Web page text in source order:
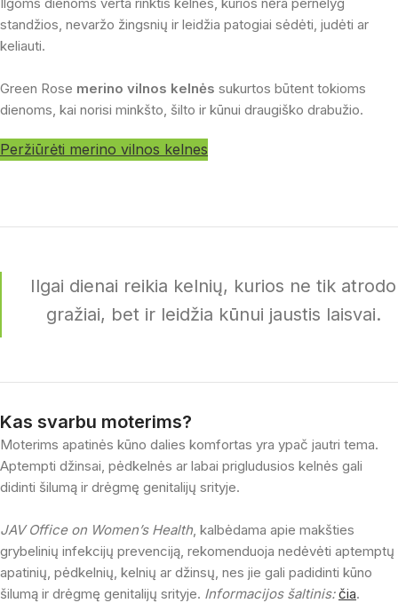
standžios, nevaržo žingsnių ir leidžia patogiai sėdėti, judėti ar
keliauti.
Green Rose merino vilnos kelnės sukurtos būtent tokioms
dienoms, kai norisi minkšto, šilto ir kūnui draugiško drabužio.
Peržiūrėti merino vilnos kelnes
Ilgai dienai reikia kelnių, kurios ne tik atrodo
gražiai, bet ir leidžia kūnui jaustis laisvai.
Kas svarbu moterims?
Moterims apatinės kūno dalies komfortas yra ypač jautri tema.
Aptempti džinsai, pėdkelnės ar labai prigludusios kelnės gali
didinti šilumą ir drėgmę genitalijų srityje.
JAV Office on Women’s Health , kalbėdama apie makšties
grybelinių infekcijų prevenciją, rekomenduoja nedėvėti aptemptų
apatinių, pėdkelnių, kelnių ar džinsų, nes jie gali padidinti kūno
šilumą ir drėgmę genitalijų srityje. Informacijos šaltinis: čia.